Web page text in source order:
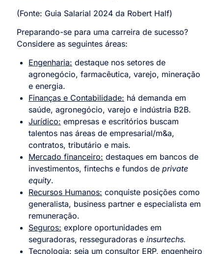
(Fonte: Guia Salarial 2024 da Robert Half)
Preparando-se para uma carreira de sucesso?
Considere as seguintes áreas:
Engenharia: destaque nos setores de
agronegócio, farmacêutica, varejo, mineração
e energia.
Finanças e Contabilidade: há demanda em
saúde, agronegócio, varejo e indústria B2B.
Jurídico: empresas e escritórios buscam
talentos nas áreas de empresarial/m&a,
contratos, tributário e mais.
Mercado financeiro: destaques em bancos de
investimentos, fintechs e fundos de private
equity.
Recursos Humanos: conquiste posições como
generalista, business partner e especialista em
remuneração.
Seguros: explore oportunidades em
seguradoras, resseguradoras e insurtechs.
Tecnologia: seja um consultor ERP, engenheiro